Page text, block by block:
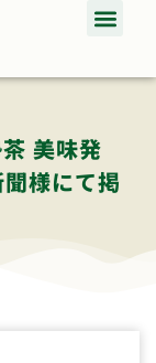
美味発
様にて掲